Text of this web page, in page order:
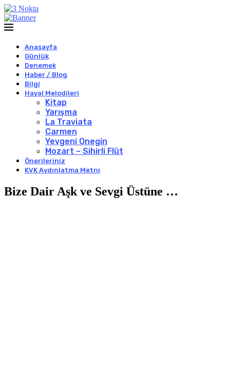
Anasayfa
Günlük
Denemek
Haber / Blog
Bilgi
Hayal Melodileri
Kitap
Yarışma
La Traviata
Carmen
Yevgeni Onegin
Mozart – Sihirli Flüt
Önerileriniz
KVK Aydınlatma Metni
Bize Dair Aşk ve Sevgi Üstüne …